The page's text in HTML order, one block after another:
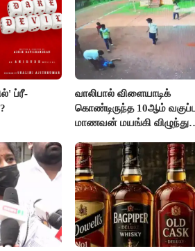
ப்ரீ-
வாலிபால் விளையாடிக்
கொண்டிருந்த 10ஆம்
மாணவன் மயங்கி விழுந்து